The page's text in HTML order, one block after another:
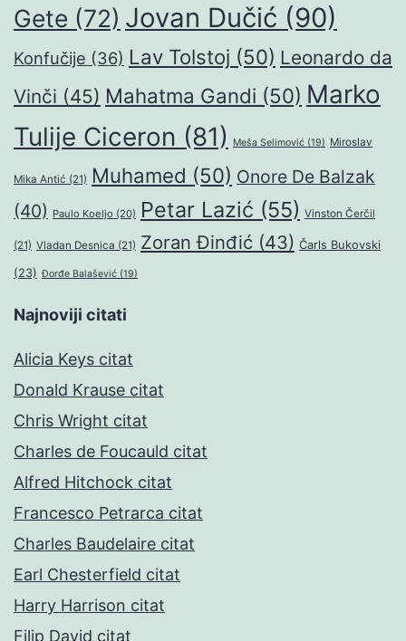
Gete (72) Jovan Dučić (90)
Konfučije (36) Lav Tolstoj (50) Leonardo da
Vinči (45) Mahatma Gandi (50) Marko
Tulije Ciceron (81) Meša Selimović (19) Miroslav
Mika Antić (21) Muhamed (50) Onore De Balzak
(40) Paulo Koeljo (20) Petar Lazić (55) Vinston Čerčil
(21) Vladan Desnica (21) Zoran Đinđić (43) Čarls Bukovski
(23) Đorđe Balašević (19)
Najnoviji citati
Alicia Keys citat
Donald Krause citat
Chris Wright citat
Charles de Foucauld citat
Alfred Hitchock citat
Francesco Petrarca citat
Charles Baudelaire citat
Earl Chesterfield citat
Harry Harrison citat
Filip David citat